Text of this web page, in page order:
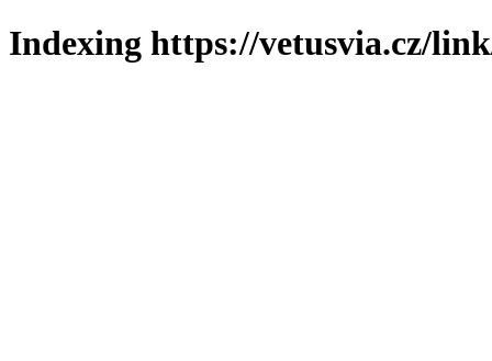
Indexing https://vetusvia.cz/